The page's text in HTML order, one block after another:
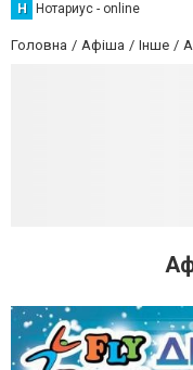
Н Нотариус - online
Головна Афіша Інше